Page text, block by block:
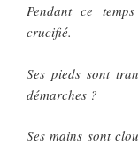
Pendant ce
crucifié.
Ses pieds sont
démarches ?
Ses mains sont